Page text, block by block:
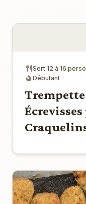
Sert 12 à 16
Débutant